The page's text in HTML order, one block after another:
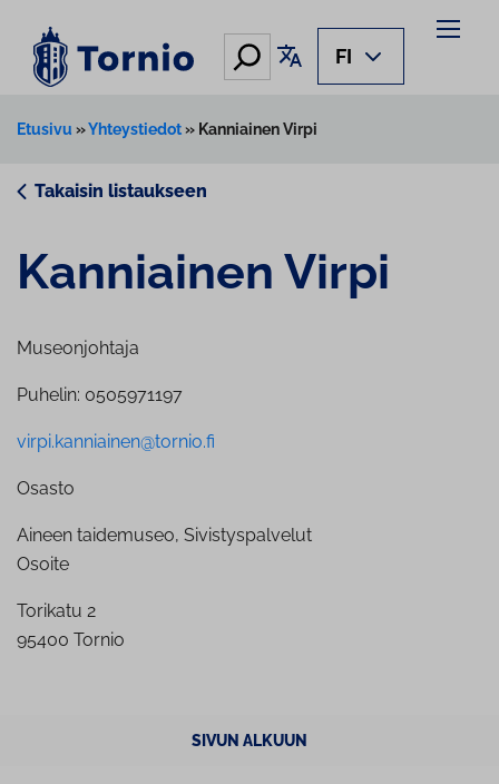
sisältöön
Hae Käännä sivu
FI
Etusivu »Yhteystiedot» Kanniainen Virpi
Takaisin listaukseen
Kanniainen Virpi
Museonjohtaja
Puhelin: 0505971197
virpi.kanniainen@tornio.fi
Osasto
Aineen taidemuseo, Sivistyspalvelut
Osoite
Torikatu 2
95400 Tornio
SIVUN ALKUUN